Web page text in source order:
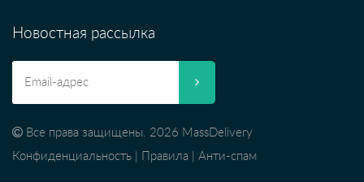
Новостная рассылка
Все права защищены. 2026 MassDelivery
Конфиденциальность
Правила Анти-спам